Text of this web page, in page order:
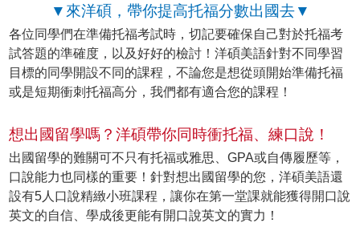
▼來洋碩，帶你提高托福分數出國去▼
各位同學們在準備托福考試時，切記要確保自己對於托福考
試答題的準確度，以及好好的檢討！洋碩美語針對不同學習
目標的同學開設不同的課程，不論您是想從頭開始準備托福
或是短期衝刺托福高分，我們都有適合您的課程！
想出國留學嗎？洋碩帶你同時衝托福、練口說！
出國留學的難關可不只有托福或雅思、GPA或自傳履歷等，
口說能力也同樣的重要！針對想出國留學的您，洋碩美語還
設有5人口說精緻小班課程，讓你在第一堂課就能獲得開口說
英文的自信、學成後更能有開口說英文的實力！